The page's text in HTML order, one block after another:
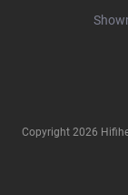
Copyright 2026